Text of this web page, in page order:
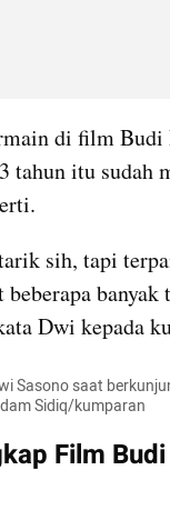
di film Budi
tahun itu sudah
sih, tapi
banyak
Dwi kepada
Sasono saat
Sidiq/kumparan
Film